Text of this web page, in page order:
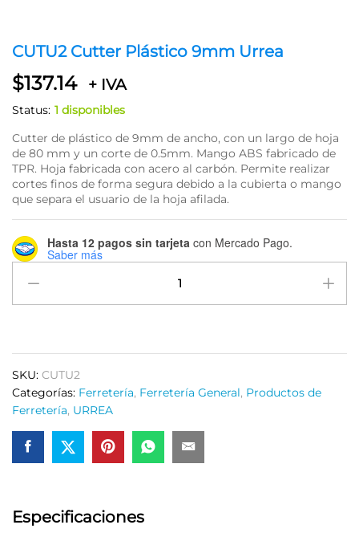
CUTU2 Cutter Plástico 9mm Urrea
$137.14 + IVA
Status: 1 disponibles
Cutter de plástico de 9mm de ancho, con un largo de hoja
de 80 mm y un corte de 0.5mm. Mango ABS fabricado de
TPR. Hoja fabricada con acero al carbón. Permite realizar
cortes finos de forma segura debido a la cubierta o mango
que separa el usuario de la hoja afilada.
Hasta 12 pagos sin tarjeta con Mercado Pago.
Saber más
Cutter
Plástico
quantity
SKU: CUTU2
Categorías: Ferretería, Ferretería General, Productos de
Ferretería, URREA
Especificaciones